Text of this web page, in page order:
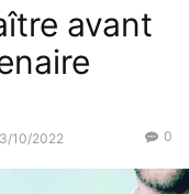
avant
10/2022 0